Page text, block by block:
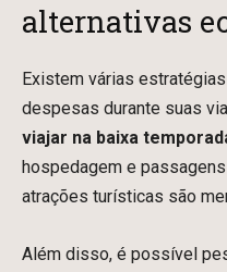
alternativas
Existem várias
despesas durante suas
viajar na baixa
hospedagem e
atrações turísticas são
Além disso, é possível